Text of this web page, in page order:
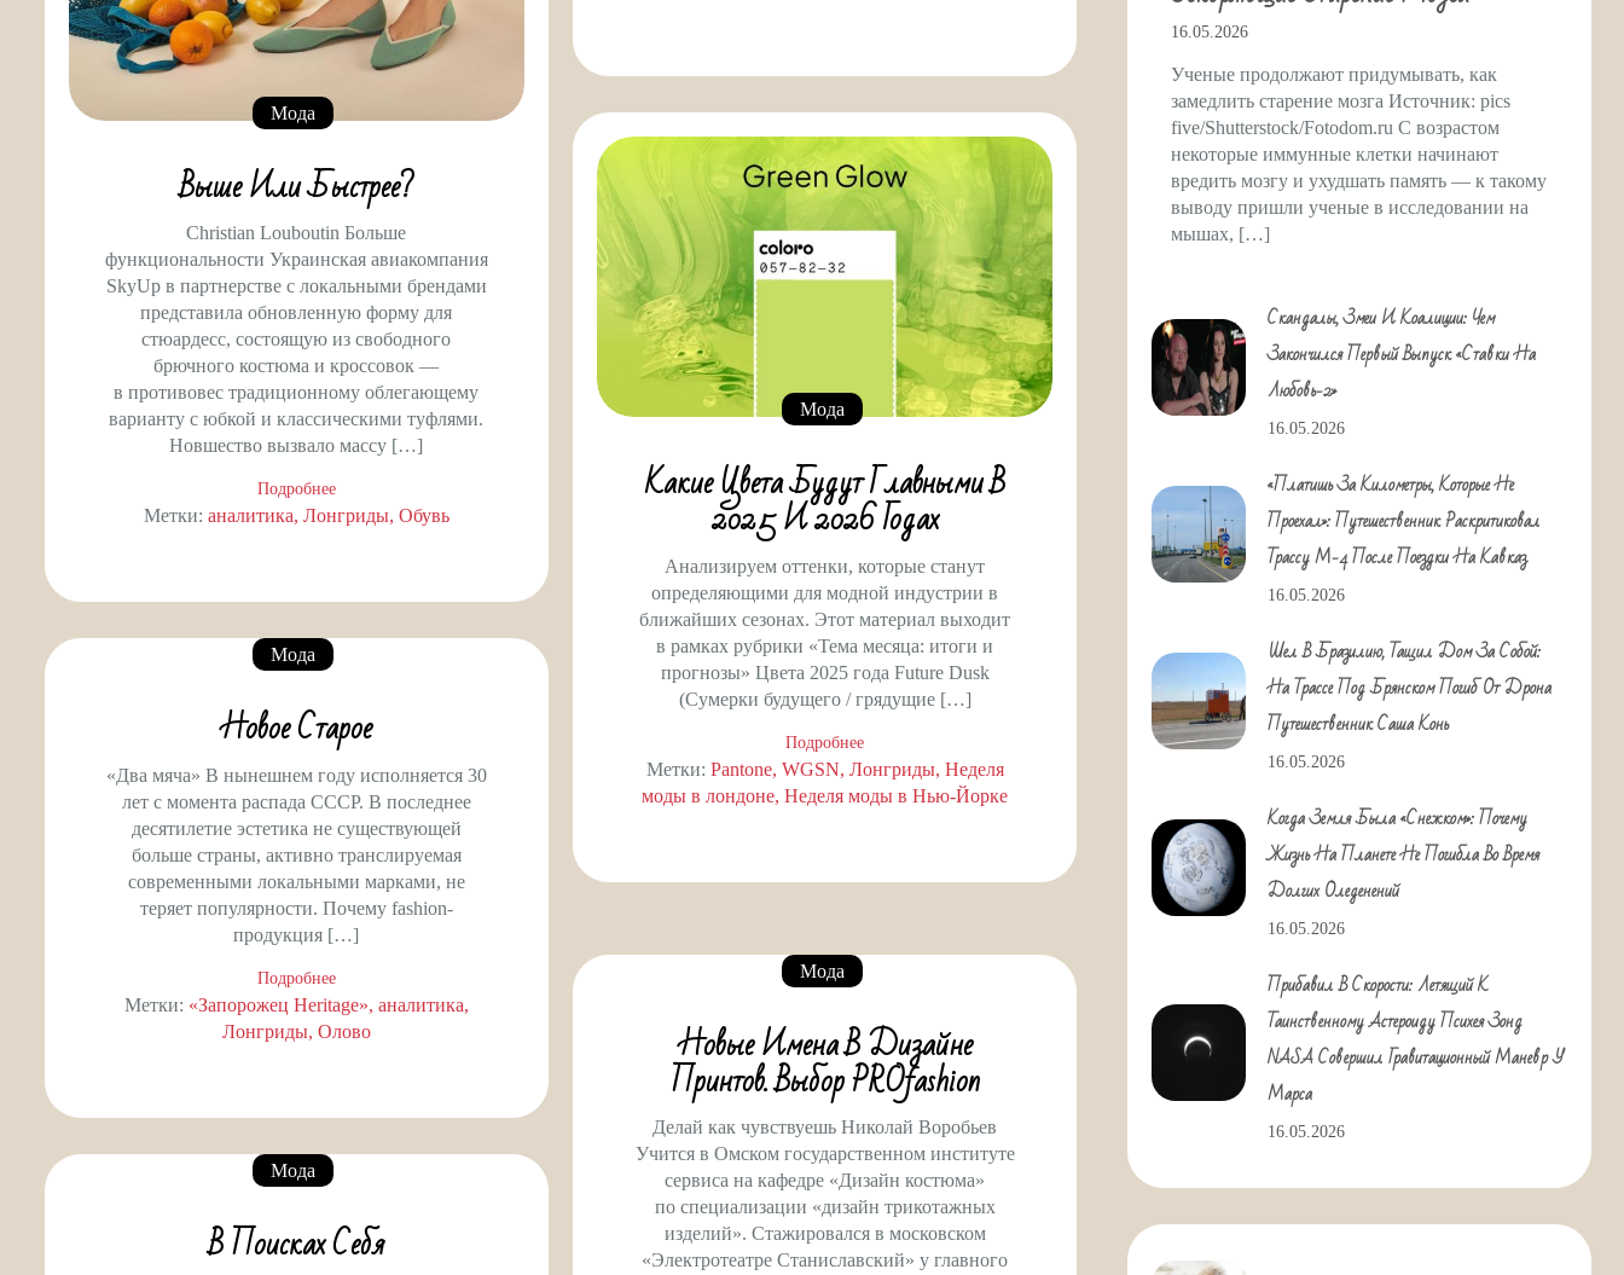
Мода
Выше Или Быстрее?
Christian Louboutin Больше
функциональности Украинская авиакомпания
SkyUp в партнерстве с локальными брендами
представила обновленную форму для
стюардесс, состоящую из свободного
брючного костюма и кроссовок —
в противовес традиционному облегающему
варианту с юбкой и классическими туфлями.
Новшество вызвало массу […]
Подробнее
Метки: аналитика Лонгриды Обувь
Мода
Какие Цвета Будут Главными В
2025 И 2026 Годах
Анализируем оттенки, которые станут
определяющими для модной индустрии в
ближайших сезонах. Этот материал выходит
в рамках рубрики «Тема месяца: итоги и
прогнозы» Цвета 2025 года Future Dusk
(Сумерки будущего / грядущие […]
Подробнее
Метки: Pantone WGSN Лонгриды Неделя
моды в лондоне Неделя моды в Нью-Йорке
Мода
Новое Старое
«Два мяча» В нынешнем году исполняется 30
лет с момента распада СССР. В последнее
десятилетие эстетика не существующей
больше страны, активно транслируемая
современными локальными марками, не
теряет популярности. Почему fashion-
продукция […]
Подробнее
Метки: «Запорожец Heritage» аналитика
Лонгриды Олово
Мода
Новые Имена В Дизайне
Принтов. Выбор PROfashion
Делай как чувствуешь Николай Воробьев
Учится в Омском государственном институте
сервиса на кафедре «Дизайн костюма»
по специализации «дизайн трикотажных
изделий». Стажировался в московском
«Электротеатре Станиславский» у главного
Мода
В Поисках Себя
16.05.2026
Ученые продолжают придумывать, как
замедлить старение мозга Источник: pics
five/Shutterstock/Fotodom.ru С возрастом
некоторые иммунные клетки начинают
вредить мозгу и ухудшать память — к такому
выводу пришли ученые в исследовании на
мышах, […]
Скандалы, Змеи И Коалиции: Чем
Закончился Первый Выпуск «Ставки На
Любовь-2»
16.05.2026
«Платишь За Километры, Которые Не
Проехал»: Путешественник Раскритиковал
Трассу М-4 После Поездки На Кавказ
16.05.2026
Шел В Бразилию, Тащил Дом За Собой:
На Трассе Под Брянском Погиб От Дрона
Путешественник Саша Конь
16.05.2026
Когда Земля Была «снежком»: Почему
Жизнь На Планете Не Погибла Во Время
Долгих Оледенений
16.05.2026
Прибавил В Скорости: Летящий К
Таинственному Астероиду Психея Зонд
NASA Совершил Гравитационный Маневр У
Марса
16.05.2026